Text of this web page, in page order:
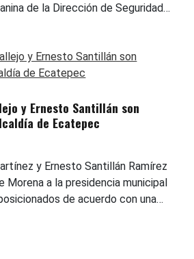
de la Dirección de Seguridad…
y Ernesto Santillán son
de Ecatepec
y Ernesto Santillán Ramírez
Morena a la presidencia municipal
de acuerdo con una…